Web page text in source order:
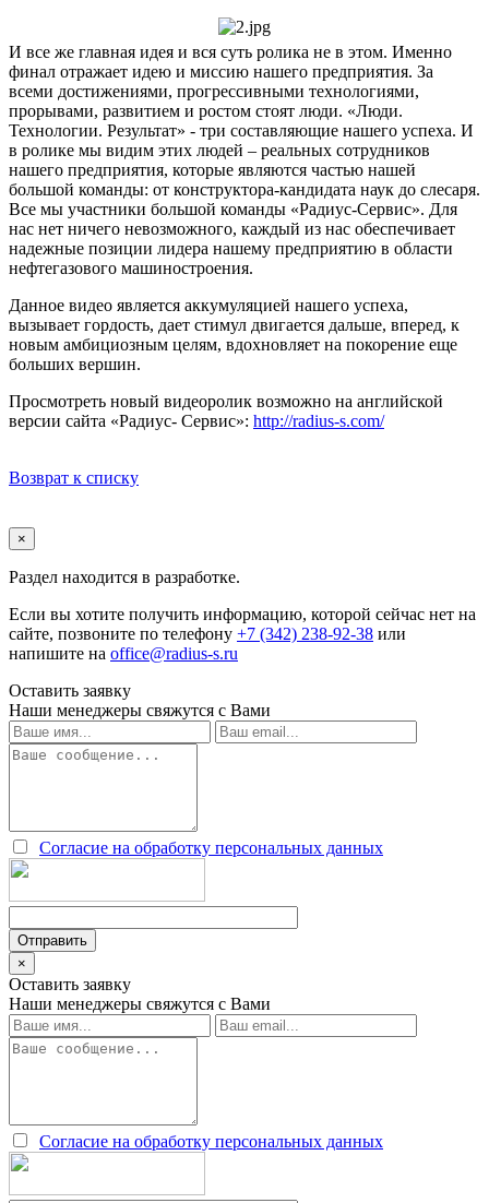
И все же главная идея и вся суть ролика не в этом. Именно
финал отражает идею и миссию нашего предприятия. За
всеми достижениями, прогрессивными технологиями,
прорывами, развитием и ростом стоят люди. «Люди.
Технологии. Результат» - три составляющие нашего успеха. И
в ролике мы видим этих людей – реальных сотрудников
нашего предприятия, которые являются частью нашей
большой команды: от конструктора-кандидата наук до слесаря.
Все мы участники большой команды «Радиус-Сервис». Для
нас нет ничего невозможного, каждый из нас обеспечивает
надежные позиции лидера нашему предприятию в области
нефтегазового машиностроения.
Данное видео является аккумуляцией нашего успеха,
вызывает гордость, дает стимул двигается дальше, вперед, к
новым амбициозным целям, вдохновляет на покорение еще
больших вершин.
Просмотреть новый видеоролик возможно на английской
версии сайта «Радиус- Сервис»: http://radius-s.com/
Возврат к списку
×
Раздел находится в разработке.
Если вы хотите получить информацию, которой сейчас нет на
сайте, позвоните по телефону +7 (342) 238-92-38 или
напишите на office@radius-s.ru
Оставить заявку
Наши менеджеры свяжутся с Вами
Согласие на обработку персональных данных
×
Оставить заявку
Наши менеджеры свяжутся с Вами
Согласие на обработку персональных данных